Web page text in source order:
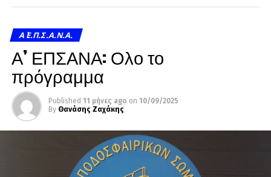
Α΄ Ε.Π.Σ.Α.Ν.Α.
Α’ ΕΠΣΑΝΑ: Ολο το
πρόγραμμα
Published 11 μήνες ago on 10/09/2025
By Θανάσης Ζαχάκης